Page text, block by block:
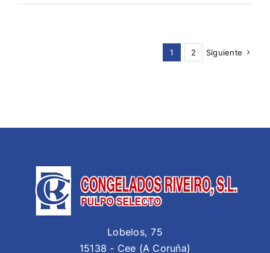
1 2 Siguiente
Lobelos, 75
15138 - Cee (A Coruña)